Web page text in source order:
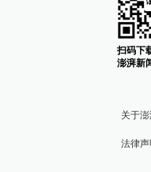
扫码下
澎湃新
关于
法律声